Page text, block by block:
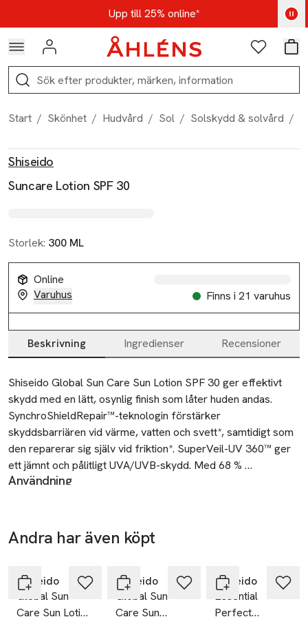
Hoppa till navigationsmenynUpp till 25% online*
Kod: AUG25 - Shoppa nu
Logga in Favoriter
Sök
Start / Skönhet / Hudvård / Sol / Solskydd & solvård /
Shiseido
Suncare Lotion SPF 30
Storlek: 300 ML
Online
Varuhus
Finns i 21 varuhus
Beskrivning Ingredienser Recensioner
Beskrivning
Shiseido Global Sun Care Sun Lotion SPF 30 ger effektivt
skydd med en lätt, osynlig finish som låter huden andas.
SynchroShieldRepair™-teknologin förstärker
skyddsbarriären vid värme, vatten och svett*, samtidigt som
den reparerar sig själv vid friktion*. SuperVeil-UV 360™ ger
ett jämnt och pålitligt UVA/UVB-skydd. Med 68 %
hudvårdande ingredienser vårdar formulan huden samtidigt
glycyrrhizinsyraderivat lugnar torr hud. Profense CEL
skyddar mot UV-skador som orsakar rynkor och mörka
stress*.
Den snabbabsorberade, klibbfria formulan gör huden mjuk
Användning
svettning, bad eller handdukstorkning. Vid användning i
ansiktet, applicera efter din vanliga hudvård. Produkten kan
Viktigt! Begränsa solexponering, även om du bär solskydd.
En för liten mängd solskydd försämrar skyddet avsevärt.
Andra har även köpt
Shiseido
Global Sun
Care Sun Lotion
Shiseido
Global Sun
Care Sun
Shiseido
Essential
Perfect